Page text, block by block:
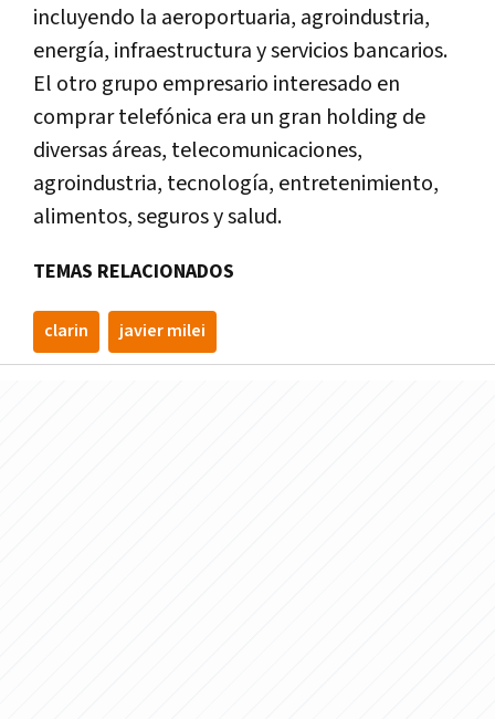
incluyendo la aeroportuaria, agroindustria,
energía, infraestructura y servicios bancarios.
El otro grupo empresario interesado en
comprar telefónica era un gran holding de
diversas áreas, telecomunicaciones,
agroindustria, tecnología, entretenimiento,
alimentos, seguros y salud.
TEMAS RELACIONADOS
clarin javier milei